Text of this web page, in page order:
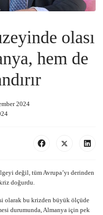
olası
hem de
2024
değil, tüm Avrupa’yı derinden
doğurdu.
olarak bu krizden büyük ölçüde
durumunda, Almanya için pek